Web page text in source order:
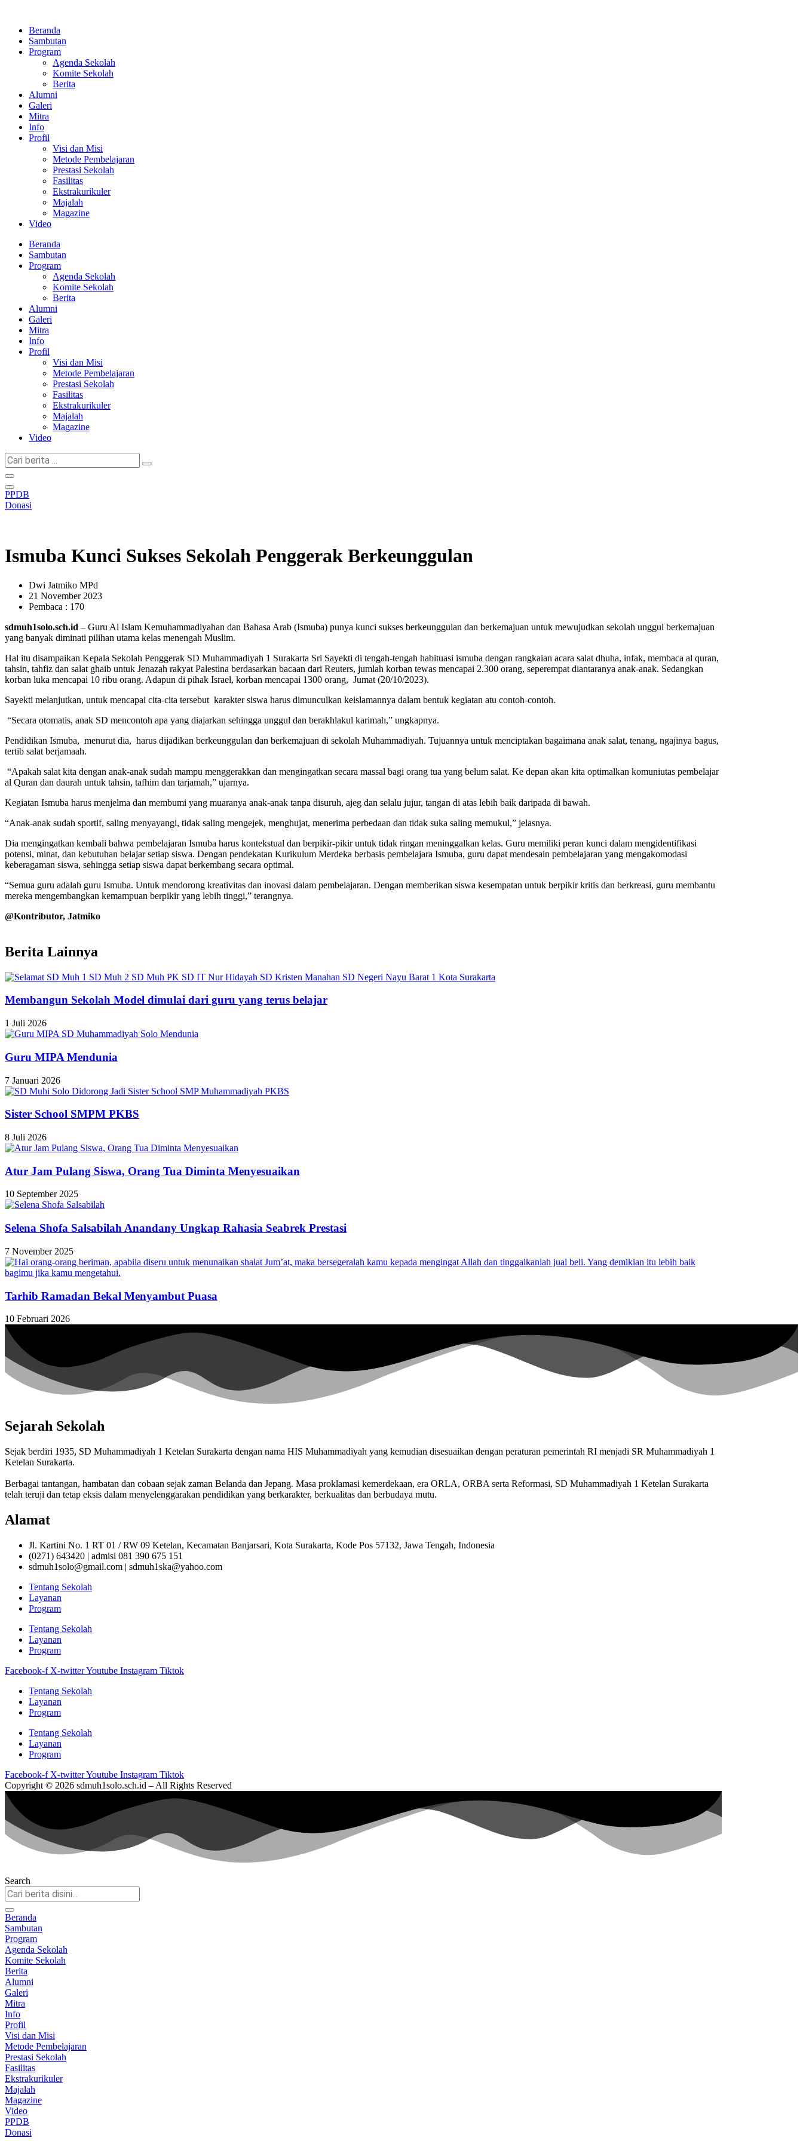
kontenBeranda
Sambutan
Program
Agenda Sekolah
Komite Sekolah
Berita
Alumni
Galeri
Mitra
Info
Profil
Visi dan Misi
Metode Pembelajaran
Prestasi Sekolah
Fasilitas
Ekstrakurikuler
Majalah
Magazine
Video
Beranda
Sambutan
Program
Agenda Sekolah
Komite Sekolah
Berita
Alumni
Galeri
Mitra
Info
Profil
Visi dan Misi
Metode Pembelajaran
Prestasi Sekolah
Fasilitas
Ekstrakurikuler
Majalah
Magazine
Video
Cari
berita
...
PPDB
Donasi
Ismuba Kunci Sukses Sekolah Penggerak Berkeunggulan
Dwi Jatmiko MPd
21 November 2023
Pembaca : 170
sdmuh1solo.sch.id – Guru Al Islam Kemuhammadiyahan dan Bahasa Arab (Ismuba) punya kunci sukses berkeunggulan dan berkemajuan untuk mewujudkan sekolah unggul berkemajuan
yang banyak diminati pilihan utama kelas menengah Muslim.
Hal itu disampaikan Kepala Sekolah Penggerak SD Muhammadiyah 1 Surakarta Sri Sayekti di tengah-tengah habituasi ismuba dengan rangkaian acara salat dhuha, infak, membaca al quran,
tahsin, tahfiz dan salat ghaib untuk Jenazah rakyat Palestina berdasarkan bacaan dari Reuters, jumlah korban tewas mencapai 2.300 orang, seperempat diantaranya anak-anak. Sedangkan
korban luka mencapai 10 ribu orang. Adapun di pihak Israel, korban mencapai 1300 orang, Jumat (20/10/2023).
Sayekti melanjutkan, untuk mencapai cita-cita tersebut karakter siswa harus dimunculkan keislamannya dalam bentuk kegiatan atu contoh-contoh.
“Secara otomatis, anak SD mencontoh apa yang diajarkan sehingga unggul dan berakhlakul karimah,” ungkapnya.
Pendidikan Ismuba, menurut dia, harus dijadikan berkeunggulan dan berkemajuan di sekolah Muhammadiyah. Tujuannya untuk menciptakan bagaimana anak salat, tenang, ngajinya bagus,
tertib salat berjamaah.
“Apakah salat kita dengan anak-anak sudah mampu menggerakkan dan mengingatkan secara massal bagi orang tua yang belum salat. Ke depan akan kita optimalkan komuniutas pembelajar
al Quran dan daurah untuk tahsin, tafhim dan tarjamah,” ujarnya.
Kegiatan Ismuba harus menjelma dan membumi yang muaranya anak-anak tanpa disuruh, ajeg dan selalu jujur, tangan di atas lebih baik daripada di bawah.
“Anak-anak sudah sportif, saling menyayangi, tidak saling mengejek, menghujat, menerima perbedaan dan tidak suka saling memukul,” jelasnya.
Dia mengingatkan kembali bahwa pembelajaran Ismuba harus kontekstual dan berpikir-pikir untuk tidak ringan meninggalkan kelas. Guru memiliki peran kunci dalam mengidentifikasi
potensi, minat, dan kebutuhan belajar setiap siswa. Dengan pendekatan Kurikulum Merdeka berbasis pembelajara Ismuba, guru dapat mendesain pembelajaran yang mengakomodasi
keberagaman siswa, sehingga setiap siswa dapat berkembang secara optimal.
“Semua guru adalah guru Ismuba. Untuk mendorong kreativitas dan inovasi dalam pembelajaran. Dengan memberikan siswa kesempatan untuk berpikir kritis dan berkreasi, guru membantu
mereka mengembangkan kemampuan berpikir yang lebih tinggi,” terangnya.
@Kontributor, Jatmiko
Berita Lainnya
Membangun Sekolah Model dimulai dari guru yang terus belajar
1 Juli 2026
Guru MIPA Mendunia
7 Januari 2026
Sister School SMPM PKBS
8 Juli 2026
Atur Jam Pulang Siswa, Orang Tua Diminta Menyesuaikan
10 September 2025
Selena Shofa Salsabilah Anandany Ungkap Rahasia Seabrek Prestasi
7 November 2025
Tarhib Ramadan Bekal Menyambut Puasa
10 Februari 2026
Sejarah Sekolah
Sejak berdiri 1935, SD Muhammadiyah 1 Ketelan Surakarta dengan nama HIS Muhammadiyah yang kemudian disesuaikan dengan peraturan pemerintah RI menjadi SR Muhammadiyah 1
Ketelan Surakarta.
Berbagai tantangan, hambatan dan cobaan sejak zaman Belanda dan Jepang. Masa proklamasi kemerdekaan, era ORLA, ORBA serta Reformasi, SD Muhammadiyah 1 Ketelan Surakarta
telah teruji dan tetap eksis dalam menyelenggarakan pendidikan yang berkarakter, berkualitas dan berbudaya mutu.
Alamat
Jl. Kartini No. 1 RT 01 / RW 09 Ketelan, Kecamatan Banjarsari, Kota Surakarta, Kode Pos 57132, Jawa Tengah, Indonesia
(0271) 643420 | admisi 081 390 675 151
sdmuh1solo@gmail.com | sdmuh1ska@yahoo.com
Tentang Sekolah
Layanan
Program
Tentang Sekolah
Layanan
Program
Facebook-f X-twitterYoutube Instagram Tiktok
Tentang Sekolah
Layanan
Program
Tentang Sekolah
Layanan
Program
Facebook-f X-twitterYoutube Instagram Tiktok
Copyright © 2026 sdmuh1solo.sch.id – All Rights Reserved
Search
Beranda
Sambutan
Program
Agenda Sekolah
Komite Sekolah
Berita
Alumni
Galeri
Mitra
Info
Profil
Visi dan Misi
Metode Pembelajaran
Prestasi Sekolah
Fasilitas
Ekstrakurikuler
Majalah
Magazine
Video
PPDB
Donasi